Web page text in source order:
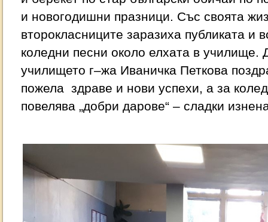
и новогодишни празници. Със своята
второкласниците заразиха публиката и
коледни песни около елхата в училище.
училището г–жа Иваничка Петкова
пожела здраве и нови успехи, а за
повелява „добри дарове“ – сладки